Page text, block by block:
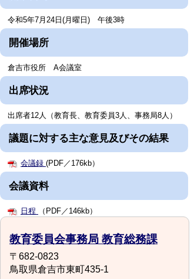
令和5年7月24日(月曜日) 午後3時
開催場所
倉吉市役所 A会議室
出席状況
出席者12人（教育長、教育委員3人、事務局8人）
議題に対する主な意見及びその結果
会議録 (PDF／176kb）
会議資料
日程 （PDF／146kb）
教育委員会事務局 教育総務課
〒682-0823
鳥取県倉吉市東町435-1